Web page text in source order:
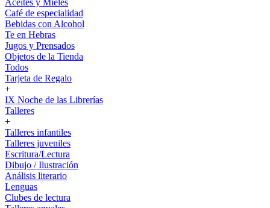
Aceites y Mieles
Café de especialidad
Bebidas con Alcohol
Te en Hebras
Jugos y Prensados
Objetos de la Tienda
Todos
Tarjeta de Regalo
+
IX Noche de las Librerías
Talleres
+
Talleres infantiles
Talleres juveniles
Escritura/Lectura
Dibujo / Ilustración
Análisis literario
Lenguas
Clubes de lectura